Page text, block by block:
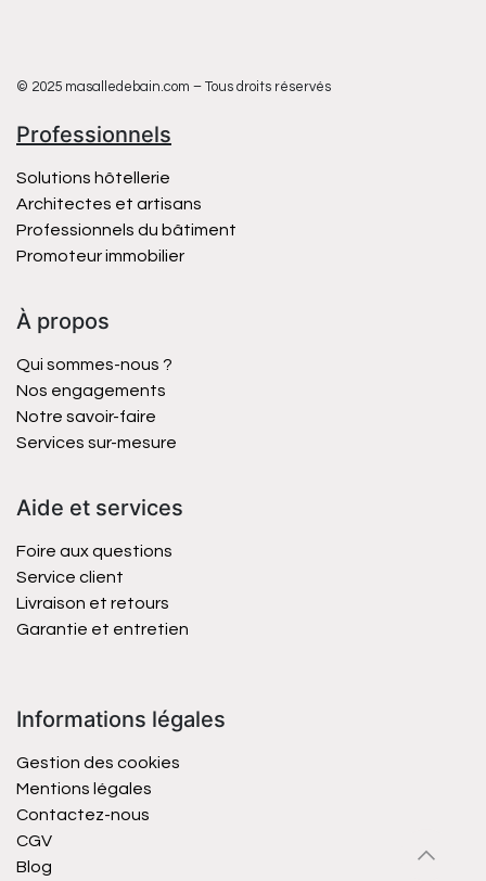
© 2025 masalledebain.com – Tous droits réservés
Professionnels
Solutions hôtellerie
Architectes et artisans
Professionnels du bâtiment
Promoteur immobilier
À propos
Qui sommes-nous ?
Nos engagements
Notre savoir-faire
Services sur-mesure
Aide et services
Foire aux questions
Service client
Livraison et retours
Garantie et entretien
Informations légales
Gestion des cookies
Mentions légales
Contactez-nous
CGV
Blog